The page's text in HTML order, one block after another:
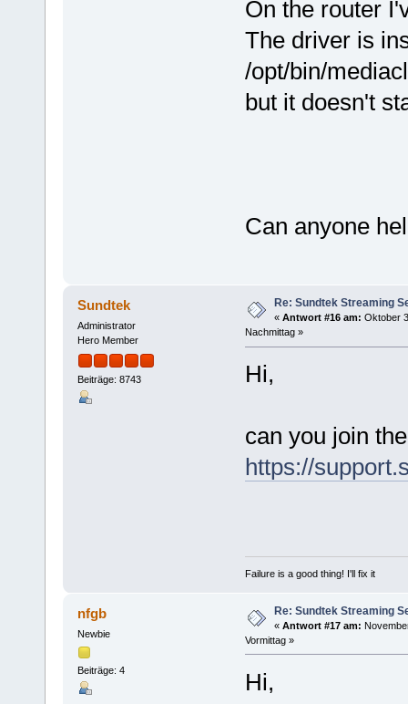
On the router
The driver is
/opt/bin/
but it doesn't
Can anyone
Sundtek
Administrator
Hero Member
Beiträge: 8743
Re: Sundtek Streaming
« Antwort #16 am: Oktober
Nachmittag »
Hi,
can you join
https://
Failure is a good thing! I'll fix it
nfgb
Newbie
Beiträge: 4
Re: Sundtek Streaming
« Antwort #17 am:
Vormittag »
Hi,